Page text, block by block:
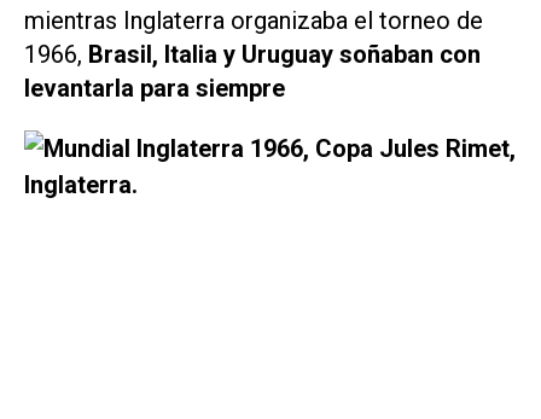
mientras Inglaterra organizaba el torneo de
1966, Brasil, Italia y Uruguay soñaban con
levantarla para siempre